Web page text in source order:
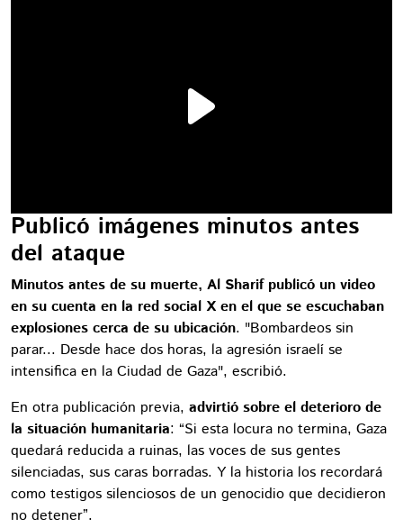
Publicó imágenes minutos antes
del ataque
Minutos antes de su muerte, Al Sharif publicó un video
en su cuenta en la red social X en el que se escuchaban
explosiones cerca de su ubicación. "Bombardeos sin
parar... Desde hace dos horas, la agresión israelí se
intensifica en la Ciudad de Gaza", escribió.
En otra publicación previa, advirtió sobre el deterioro de
la situación humanitaria: “Si esta locura no termina, Gaza
quedará reducida a ruinas, las voces de sus gentes
silenciadas, sus caras borradas. Y la historia los recordará
como testigos silenciosos de un genocidio que decidieron
no detener”.